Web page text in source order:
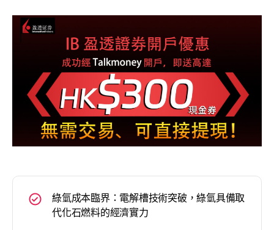
綠氫成本臨界：電解槽技術突破，綠氫具備取
代化石燃料的經濟實力